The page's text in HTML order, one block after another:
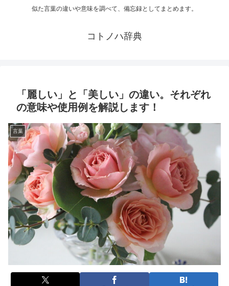
似た言葉の違いや意味を調べて、備忘録としてまとめます。
コトノハ辞典
「麗しい」と「美しい」の違い。それぞれ
の意味や使用例を解説します！
言葉